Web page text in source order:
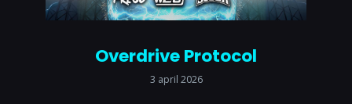
Overdrive Protocol
3 april 2026